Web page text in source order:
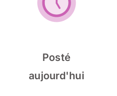
Posté
aujourd'hui